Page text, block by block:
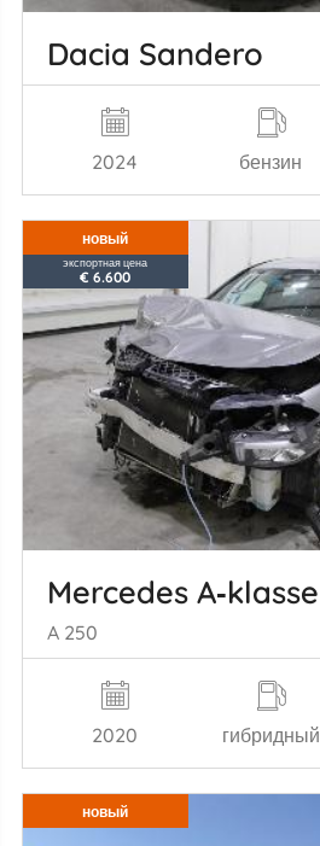
Dacia Sandero
2024 бензин
новый
экспортная цена
€ 6.600
Mercedes A‑klasse
A 250
2020 гибридный
новый